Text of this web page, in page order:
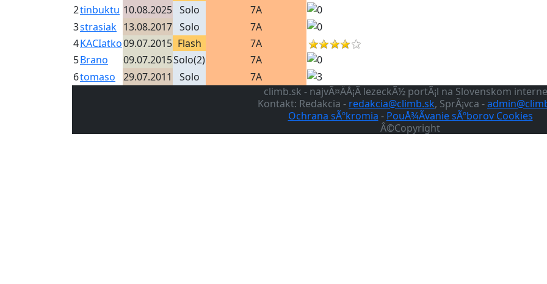
2tinbuktu 10.08.2025 Solo
7A
3strasiak 13.08.2017 Solo
7A
4KACIatko09.07.2015 Flash
7A
5Brano 09.07.2015Solo(2)
7A
6tomaso 29.07.2011 Solo
7A
climb.sk - najvÃ¤ÄÅ¡Ã­ lezeckÃ½ portÃ¡l na Slovenskom
Kontakt: Redakcia - redakcia@climb.sk, SprÃ¡vca -
Ochrana sÃºkromia - PouÅ¾Ã­vanie sÃºborov Cookies
Â©Copyright